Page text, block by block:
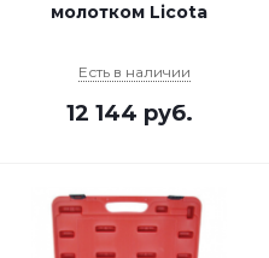
молотком Licota
Есть в наличии
12 144 руб.